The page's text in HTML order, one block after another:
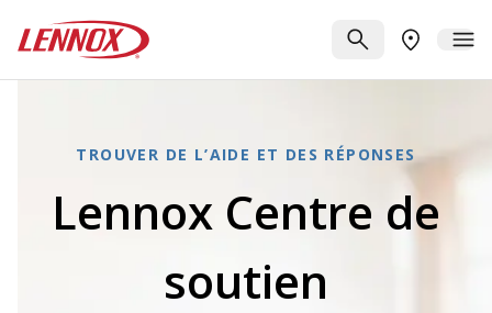
Lennox
RECHERCHE
TROUVER
TROUVER DE L’AIDE ET DES RÉPONSES
Lennox Centre de
soutien